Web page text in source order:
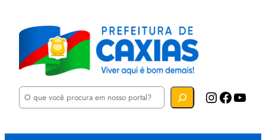
P
u
Instagram Facebook YouTube